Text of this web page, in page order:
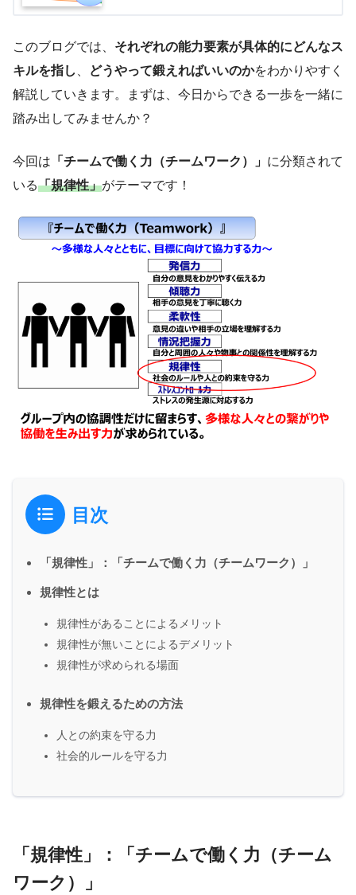
このブログでは、 それぞれの能力要素が具体的にどんなス
キルを指し
どうやって鍛えればいいのかをわかりやすく
解説していきます。まずは、今日からできる一歩を一緒に
踏み出してみませんか？
今回は 「チームで働く力（チームワーク）」 に分類されて
いる「規律性」がテーマです！
目次
「規律性」：「チームで働く力（チームワーク）」
規律性とは
規律性があることによるメリット
規律性が無いことによるデメリット
規律性が求められる場面
規律性を鍛えるための方法
人との約束を守る力
社会的ルールを守る力
「規律性」 ：
「チームで働く力（チーム
ワーク）」